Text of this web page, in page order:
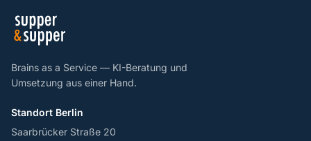
Brains as a Service — KI-Beratung und
Umsetzung aus einer Hand.
Standort Berlin
Saarbrücker Straße 20